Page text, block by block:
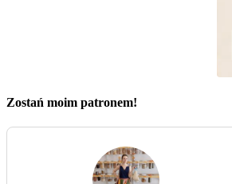
Zostań moim patronem!